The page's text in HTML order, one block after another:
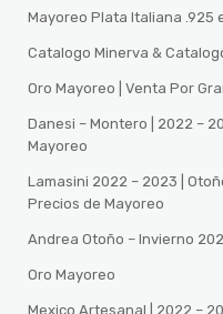
Mayoreo Plata Italiana .925
Catalogo Minerva &
Oro Mayoreo | Venta Por
Danesi – Montero | 2022 –
Mayoreo
Lamasini 2022 – 2023 |
Precios de Mayoreo
Andrea Otoño – Invierno
Oro Mayoreo
Mexico Artesanal | 2022 –